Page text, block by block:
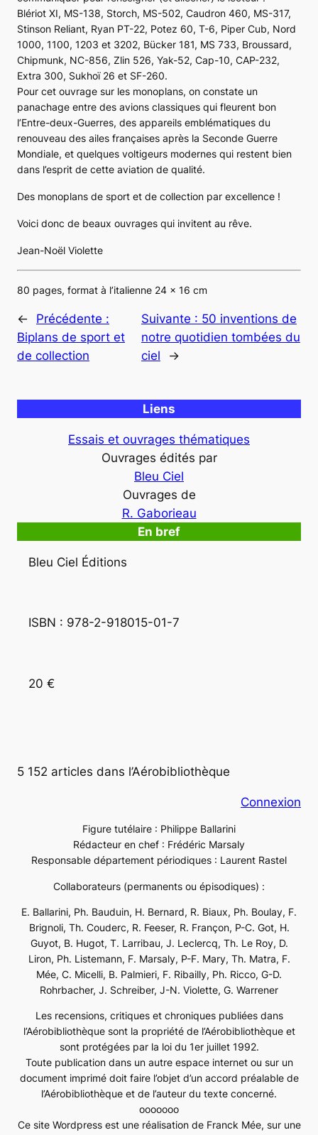
Blériot XI, MS-138, Storch, MS-502, Caudron 460, MS-317,
Stinson Reliant, Ryan PT-22, Potez 60, T-6, Piper Cub, Nord
1000, 1100, 1203 et 3202, Bücker 181, MS 733, Broussard,
Chipmunk, NC-856, Zlin 526, Yak-52, Cap-10, CAP-232,
Extra 300, Sukhoï 26 et SF-260.
Pour cet ouvrage sur les monoplans, on constate un
panachage entre des avions classiques qui fleurent bon
l’Entre-deux-Guerres, des appareils emblématiques du
renouveau des ailes françaises après la Seconde Guerre
Mondiale, et quelques voltigeurs modernes qui restent bien
dans l’esprit de cette aviation de qualité.
Des monoplans de sport et de collection par excellence !
Voici donc de beaux ouvrages qui invitent au rêve.
Jean-Noël Violette
80 pages, format à l’italienne 24 x 16 cm
←
Précédente :
Biplans de sport et
de collection
Suivante : 50 inventions de
notre quotidien tombées du
ciel
→
Liens
Essais et ouvrages thématiques
Ouvrages édités par
Bleu Ciel
Ouvrages de
R. Gaborieau
En bref
Bleu Ciel Éditions
ISBN : 978-2-918015-01-7
20 €
5 152 articles dans l’Aérobibliothèque
Connexion
Figure tutélaire : Philippe Ballarini
Rédacteur en chef : Frédéric Marsaly
Responsable département périodiques : Laurent Rastel
Collaborateurs (permanents ou épisodiques) :
E. Ballarini, Ph. Bauduin, H. Bernard, R. Biaux, Ph. Boulay, F.
Brignoli, Th. Couderc, R. Feeser, R. Françon, P-C. Got, H.
Guyot, B. Hugot, T. Larribau, J. Leclercq, Th. Le Roy, D.
Liron, Ph. Listemann, F. Marsaly, P-F. Mary, Th. Matra, F.
Mée, C. Micelli, B. Palmieri, F. Ribailly, Ph. Ricco, G-D.
Rohrbacher, J. Schreiber, J-N. Violette, G. Warrener
Les recensions, critiques et chroniques publiées dans
l’Aérobibliothèque sont la propriété de l’Aérobibliothèque et
sont protégées par la loi du 1er juillet 1992.
Toute publication dans un autre espace internet ou sur un
document imprimé doit faire l’objet d’un accord préalable de
l’Aérobibliothèque et de l’auteur du texte concerné.
ooooooo
Ce site Wordpress est une réalisation de Franck Mée, sur une